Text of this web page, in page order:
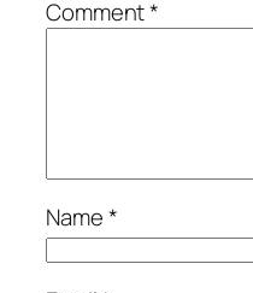
Comment*
Name*